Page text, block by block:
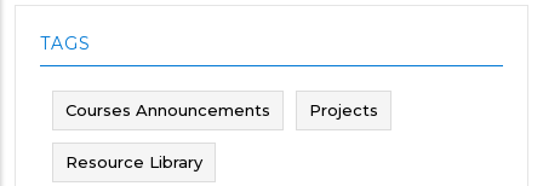
TAGS
Courses Announcements Projects
Resource Library